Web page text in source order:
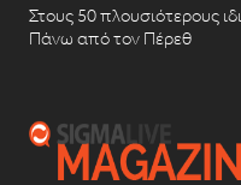
Στους 50 πλουσιότερους
Πάνω από τον Πέρεθ